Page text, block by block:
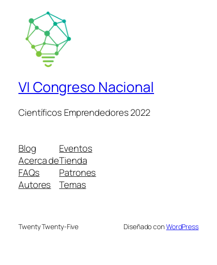
VI Congreso Nacional
Científicos Emprendedores 2022
Blog
Acerca de
FAQs
Autores
Eventos
Tienda
Patrones
Temas
Twenty Twenty-Five Diseñado conWordPress